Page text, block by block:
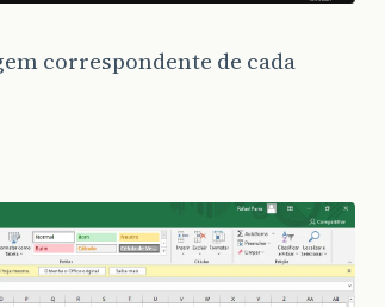
correspondente de cada